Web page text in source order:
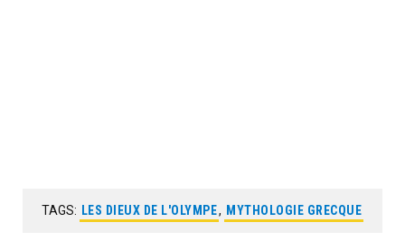
TAGS: LES DIEUX DE L'OLYMPE, MYTHOLOGIE GRECQUE